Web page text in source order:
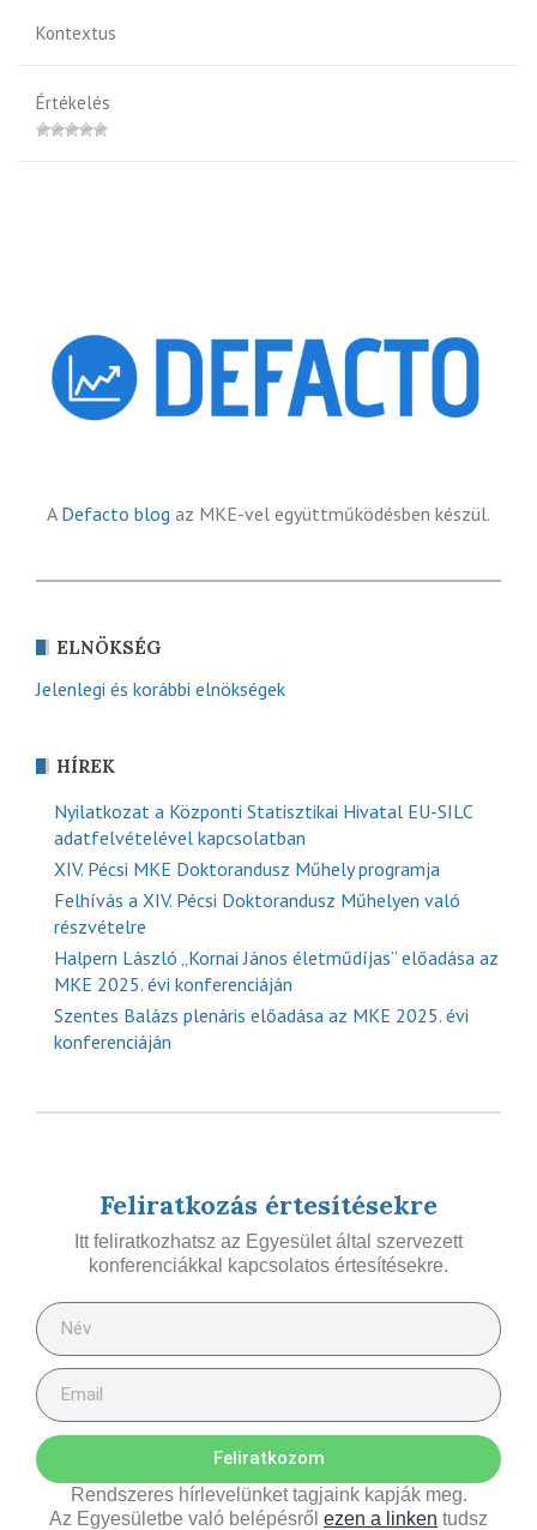
Kontextus
Értékelés
A Defacto blog az MKE-vel együttműködésben készül.
ELNÖKSÉG
Jelenlegi és korábbi elnökségek
HÍREK
Nyilatkozat a Központi Statisztikai Hivatal EU-SILC
adatfelvételével kapcsolatban
XIV. Pécsi MKE Doktorandusz Műhely programja
Felhívás a XIV. Pécsi Doktorandusz Műhelyen való
részvételre
Halpern László „Kornai János életműdíjas” előadása az
MKE 2025. évi konferenciáján
Szentes Balázs plenáris előadása az MKE 2025. évi
konferenciáján
Feliratkozás értesítésekre
Itt feliratkozhatsz az Egyesület által szervezett
konferenciákkal kapcsolatos értesítésekre.
Feliratkozom
Rendszeres hírlevelünket tagjaink kapják meg.
Az Egyesületbe való belépésről ezen a linken tudsz